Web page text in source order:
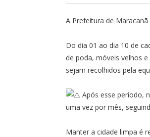
A Prefeitura de
Do dia 01 ao dia 10 de
de poda, móveis velhos
sejam recolhidos pela
Após esse período,
uma vez por mês,
Manter a cidade limpa é